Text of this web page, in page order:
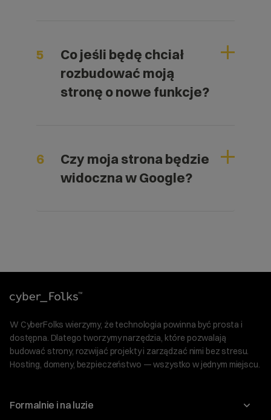
5
Co jeśli będę chciał
rozbudować moją
stronę o nowe funkcje?
6
Czy moja strona będzie
widoczna w Google?
W CyberFolks wierzymy, że technologia powinna być prosta i
dostępna. Dlatego tworzymy narzędzia, które pozwalają
budować strony, rozwijać projekty i zarządzać nimi bez stresu.
Hosting, domeny, bezpieczeństwo — wszystko w jednym miejscu.
Formalnie i na luzie